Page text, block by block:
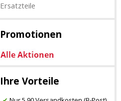
Ersatzteile
Promotionen
Ihre Vorteile